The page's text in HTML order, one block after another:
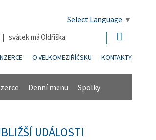
Select Language ▼
| svátek má Oldřiška
O VELKOMEZIŘÍČSKU KONTAKTY
Denní menu Spolky
UDÁLOSTI